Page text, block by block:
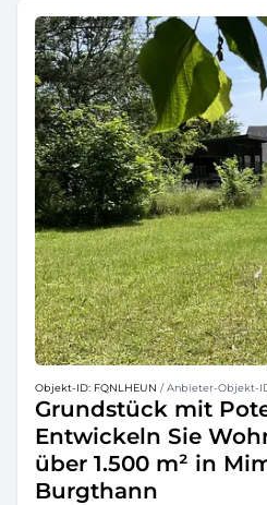
Objekt-ID: FQNLHEUN / Anbieter-Objekt-
Grundstück mit
Entwickeln Sie
über 1.500 m² in
Burgthann